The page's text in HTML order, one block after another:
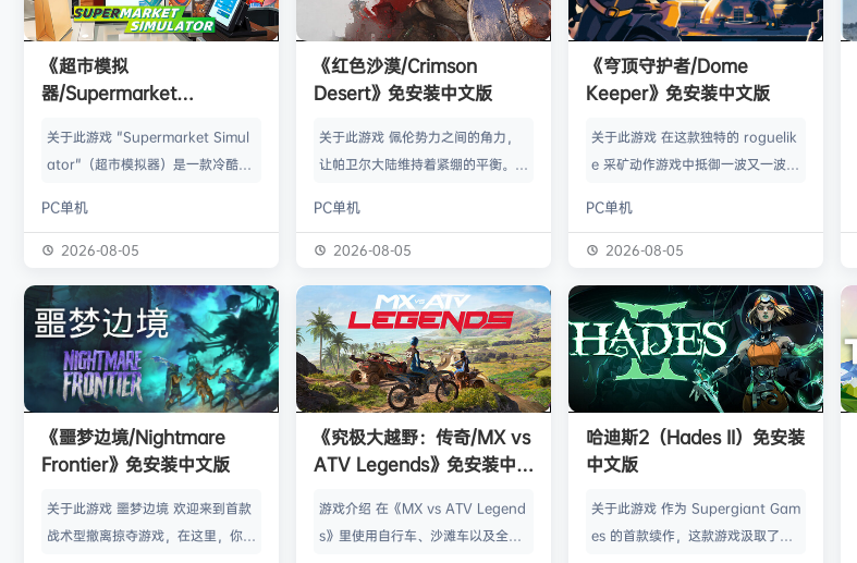
戏，包括昂贵的3A大作。 极大地降
低了玩游戏的经济门槛，让玩家可以
无压力地尝试各种类型的游戏。操
作…
盖了主流热门游戏【资源名称】：w
emod pro【资源版本】：【资源
大…
制敌军。将狙击机甲改造为横扫集群
的收割机器，或为重型坦克加装致命
的自爆模组。用你独创的战法战胜强
敌！ 从休闲娱乐到…
《超市模拟
器/Supermarket
关于此游戏 "Supermarket Simul
ator"（超市模拟器）是一款冷酷的
市的每个细节都栩栩如生。 设计您
的商店，优化效率和美观。确定产品
供流畅的购物体验。 使用游戏中的
电脑订购存货。使用游戏中的电脑订
购存货。拆开货物包装，在储藏室中
整理货物，并将其放置在货架、冰箱
和冰柜上。 收银员 扫描商品、收取
现金和…
PC单机
2026-08-05
《红色沙漠/Crimson
Desert》免安装中文版
关于此游戏 佩伦势力之间的角力，
让帕卫尔大陆维持着紧绷的平衡。
们一同生活。 然而，在某个深沉寒
冷的夜晚，觊觎灰鬃的宿敌黑熊发动
或丧命，或被迫流散到大陆各地。
失去如家人般同伴的克里夫，将带着
重新集结幸存的灰鬃们，重建势力的
坚定决心迈出脚步。 在这段旅途
中，他将遇见新的同盟、新的威胁，
以及身份不明的势力， 并为对抗那
些企图撼动大陆秩序…
PC单机
2026-08-05
《穹顶守护者/Dome
Keeper》免安装中文版
关于此游戏 在这款独特的 roguelik
e 采矿动作游戏中抵御一波又一波外
朝地下深挖，寻找珍贵的资源和遗
物，将它们运回穹顶来解锁强力的升
的怪物大军很快就会卷土重来——是
冒险再往深处挖一点？还是立刻返回
准备应对即将到来的攻击？选择权掌
握在你手中，不过动作一定要快！
利用你的钻头和守护者装备快速挖掘
隧道，探索穹顶下方的世界。每局游
戏都拥…
PC单机
2026-08-05
《噩梦边境/Nightmare
Frontier》免安装中文版
关于此游戏 噩梦边境 欢迎来到首款
战术型撤离掠夺游戏，在这里，你将
《究极大越野：传奇/MX vs
ATV Legends》免安装中文
游戏介绍 在《MX vs ATV Legend
s》里使用自行车、沙滩车以及全地
哈迪斯2（Hades II）免安装
中文版
关于此游戏 作为 Supergiant Gam
es 的首款续作，这款游戏汲取了前